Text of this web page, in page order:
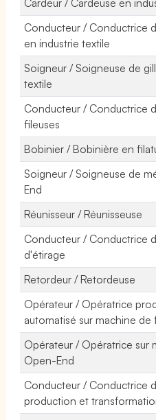
Conducteur / Conductrice
en industrie textile
Soigneur / Soigneuse de
textile
Conducteur / Conductrice
fileuses
Bobinier / Bobinière en
Soigneur / Soigneuse de
End
Réunisseur / Réunisseuse
Conducteur / Conductrice
d'étirage
Retordeur / Retordeuse
Opérateur / Opératrice
automatisé sur machine de
Opérateur / Opératrice sur
Open-End
Conducteur / Conductrice
production et